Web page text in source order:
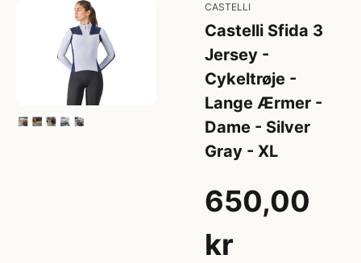
CASTELLI
Castelli Sfida 3
Jersey -
Cykeltrøje -
Lange Ærmer -
Dame - Silver
Gray - XL
650,00
kr